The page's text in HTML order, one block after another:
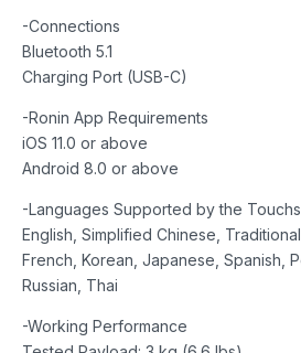
-Connections
Bluetooth 5.1
Charging Port (USB-C)
-Ronin App Requirements
iOS 11.0 or above
Android 8.0 or above
-Languages Supported by the
English, Simplified Chinese,
French, Korean, Japanese, Spanish,
Russian, Thai
-Working Performance